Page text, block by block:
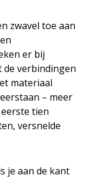
zwavel toe aan
er bij
verbindingen
materiaal
– meer
tien
versnelde
je aan de kant